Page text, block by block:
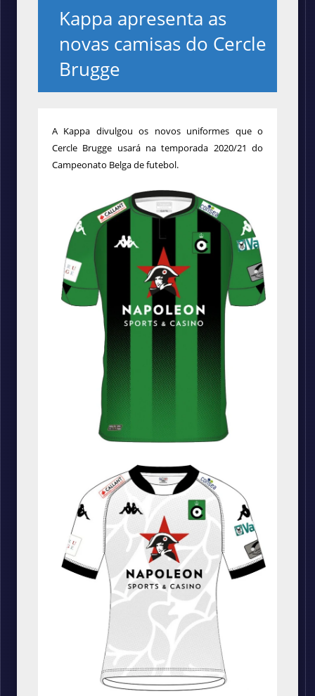
Kappa apresenta as
novas camisas do Cercle
Brugge
A Kappa divulgou os novos uniformes que o
Cercle Brugge usará na temporada 2020/21 do
Campeonato Belga de futebol.